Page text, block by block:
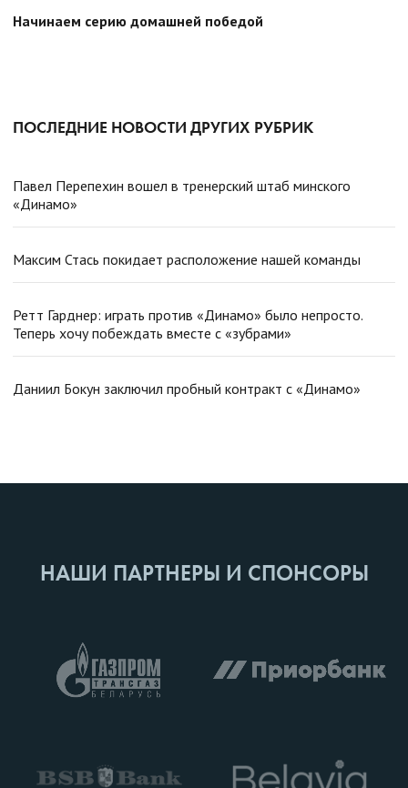
Начинаем серию домашней победой
ПОСЛЕДНИЕ НОВОСТИ ДРУГИХ РУБРИК
Павел Перепехин вошел в тренерский штаб минского
«Динамо»
Максим Стась покидает расположение нашей команды
Ретт Гарднер: играть против «Динамо» было непросто.
Теперь хочу побеждать вместе с «зубрами»
Даниил Бокун заключил пробный контракт с «Динамо»
НАШИ ПАРТНЕРЫ И СПОНСОРЫ